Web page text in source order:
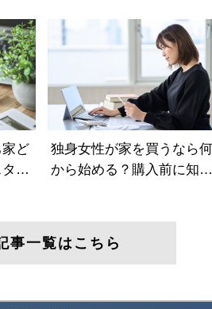
事一覧はこちら